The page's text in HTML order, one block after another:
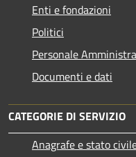
Enti e fondazioni
Politici
Personale
Documenti e dati
CATEGORIE DI SERVIZIO
Anagrafe e stato